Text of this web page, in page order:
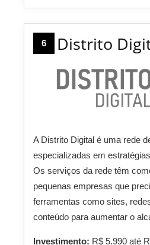
6 Distrito
A Distrito Digital é uma rede
especializadas em
Os serviços da rede têm
pequenas empresas que
ferramentas como sites,
conteúdo para aumentar o
Investimento: R$ 5.990 até